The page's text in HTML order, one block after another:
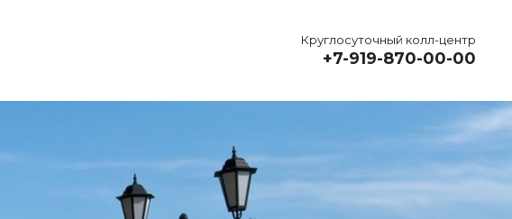
Круглосуточный колл-центр
+7-919-870-00-00